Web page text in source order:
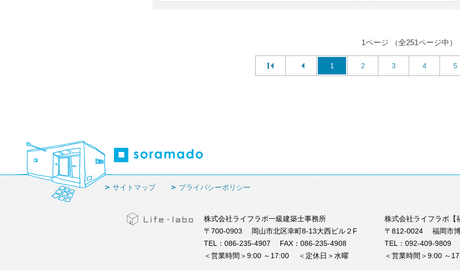
1ページ （全251ページ中）
1 2 3 4 5
サイトマップ プライバシーポリシー
株式会社ライフラボ一級建築士事務所
〒700-0903岡山市北区幸町8-13大西ビル２F
TEL：086-235-4907
FAX：086-235-4908
＜営業時間＞9:00 ～17:00＜定休日＞水曜
株式会社ライフラボ【
〒812-0024福岡市
TEL：092-409-9809
＜営業時間＞9:00 ～